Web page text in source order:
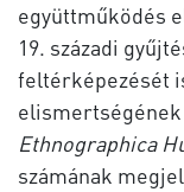
együttműködés
19. századi
feltérképezését
Ethnographica
számának